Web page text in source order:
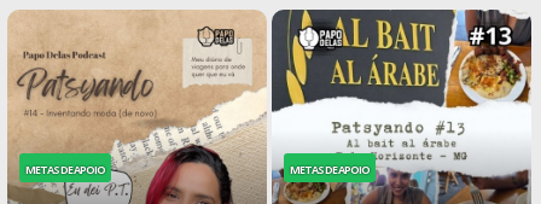
METAS DE APOIO METAS DE APOIO